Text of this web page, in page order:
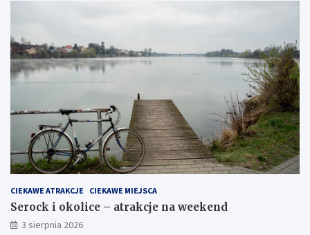
CIEKAWE ATRAKCJE CIEKAWE MIEJSCA
Serock i okolice – atrakcje na weekend
3 sierpnia 2026